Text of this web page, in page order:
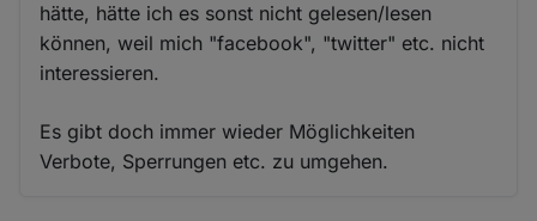
hätte, hätte ich es sonst nicht gelesen/lesen
können, weil mich "facebook", "twitter" etc. nicht
interessieren.
Es gibt doch immer wieder Möglichkeiten
Verbote, Sperrungen etc. zu umgehen.